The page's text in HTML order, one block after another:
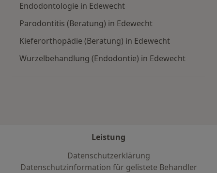
Endodontologie in Edewecht
Parodontitis (Beratung) in Edewecht
Kieferorthopädie (Beratung) in Edewecht
Wurzelbehandlung (Endodontie) in Edewecht
Leistung
Datenschutzerklärung
Datenschutzinformation für gelistete Behandler